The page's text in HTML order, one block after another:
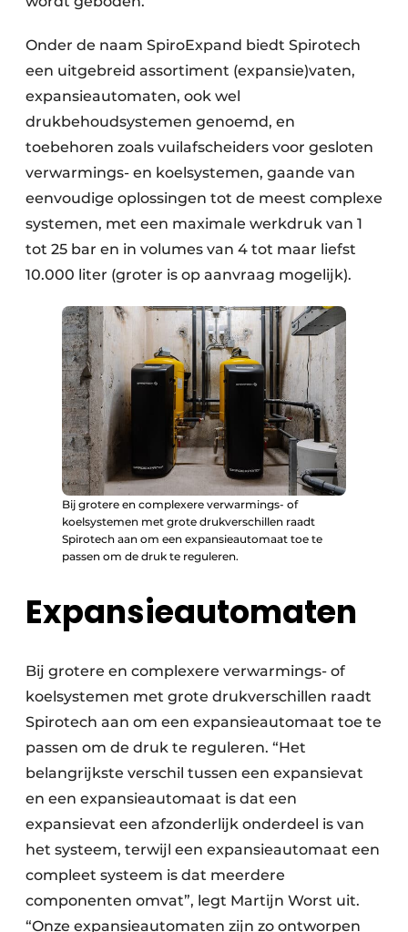
Onder de naam SpiroExpand biedt Spirotech
een uitgebreid assortiment (expansie)vaten,
expansieautomaten, ook wel
drukbehoudsystemen genoemd, en
toebehoren zoals vuilafscheiders voor gesloten
verwarmings- en koelsystemen, gaande van
eenvoudige oplossingen tot de meest complexe
systemen, met een maximale werkdruk van 1
tot 25 bar en in volumes van 4 tot maar liefst
10.000 liter (groter is op aanvraag mogelijk).
Bij grotere en complexere verwarmings- of
koelsystemen met grote drukverschillen raadt
Spirotech aan om een expansieautomaat toe te
passen om de druk te reguleren.
Expansieautomaten
Bij grotere en complexere verwarmings- of
koelsystemen met grote drukverschillen raadt
Spirotech aan om een expansieautomaat toe te
passen om de druk te reguleren. “Het
belangrijkste verschil tussen een expansievat
en een expansieautomaat is dat een
expansievat een afzonderlijk onderdeel is van
het systeem, terwijl een expansieautomaat een
compleet systeem is dat meerdere
componenten omvat”, legt Martijn Worst uit.
“Onze expansieautomaten zijn zo ontworpen